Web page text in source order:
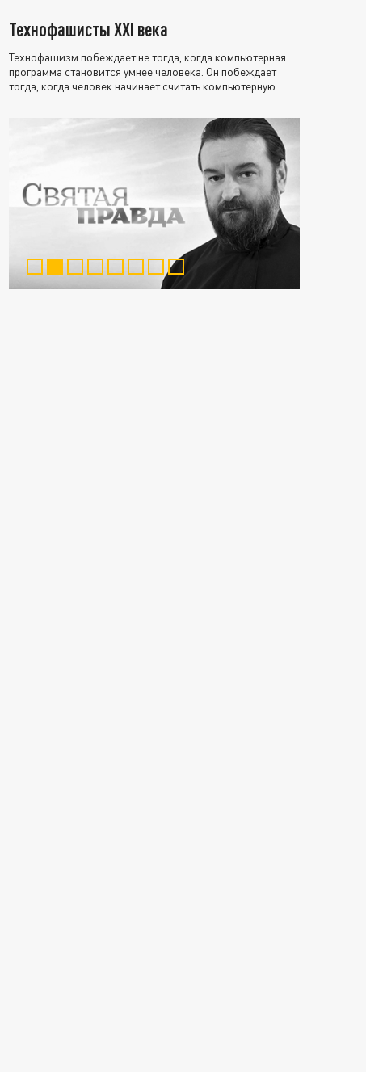
Технофашисты XXI века
Технофашизм побеждает не тогда, когда компьютерная
программа становится умнее человека. Он побеждает
тогда, когда человек начинает считать компьютерную